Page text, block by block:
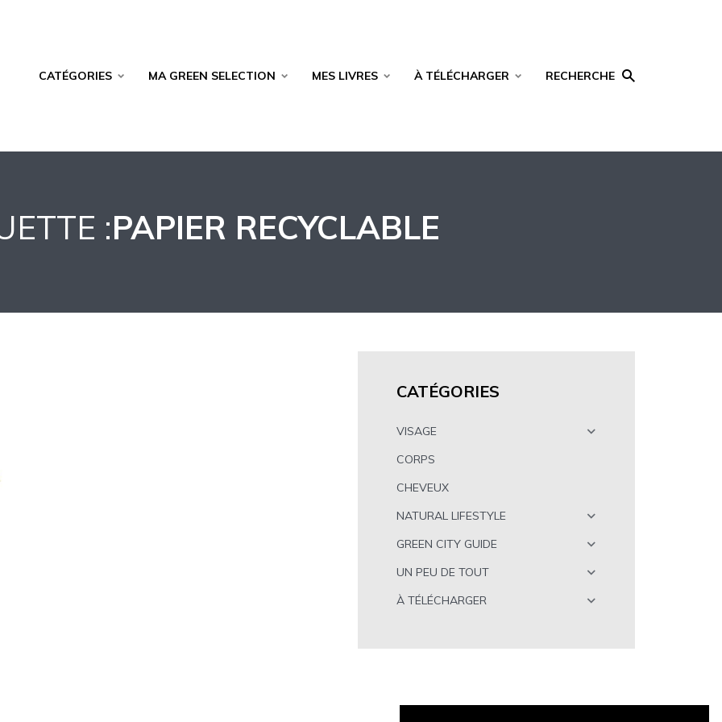
CATÉGORIES MA GREEN SELECTION MES LIVRES À TÉLÉCHARGER RECHERCHE
:PAPIER RECYCLABLE
CATÉGORIES
VISAGE
CORPS
CHEVEUX
NATURAL LIFESTYLE
GREEN CITY GUIDE
UN PEU DE TOUT
À TÉLÉCHARGER